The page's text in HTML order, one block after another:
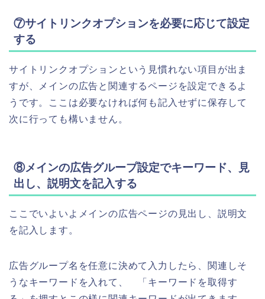
⑦サイトリンクオプションを必要に応じて設定
する
サイトリンクオプションという見慣れない項目が出ま
すが、メインの広告と関連するページを設定できるよ
うです。ここは必要なければ何も記入せずに保存して
次に行っても構いません。
⑧メインの広告グループ設定でキーワード、見
出し、説明文を記入する
ここでいよいよメインの広告ページの見出し、説明文
を記入します。
広告グループ名を任意に決めて入力したら、関連しそ
うなキーワードを入れて、 「キーワードを取得す